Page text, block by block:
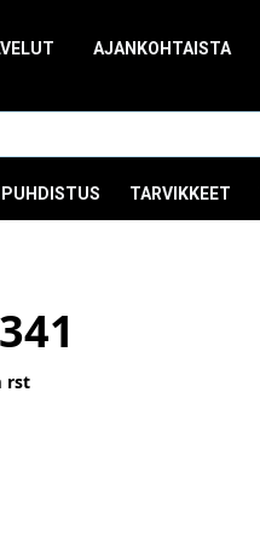
AJANKOHTAISTA
PUHDISTUS TARVIKKEET
rst